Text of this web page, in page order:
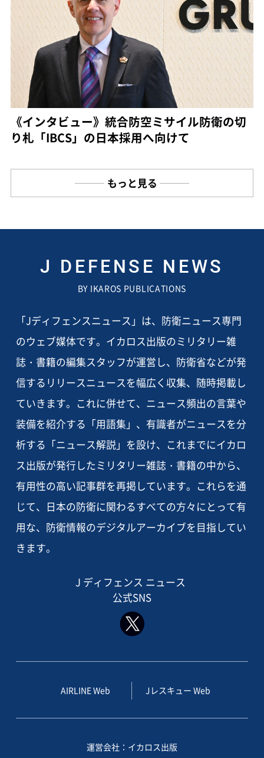
《インタビュー》統合防空ミサイル防衛の切
り札「IBCS」の日本採用へ向けて
もっと見る
J DEFENSE NEWS
BY IKAROS PUBLICATIONS
「Jディフェンスニュース」は、防衛ニュース専門
のウェブ媒体です。イカロス出版のミリタリー雑
誌・書籍の編集スタッフが運営し、防衛省などが発
信するリリースニュースを幅広く収集、随時掲載し
ていきます。これに併せて、ニュース頻出の言葉や
装備を紹介する「用語集」、有識者がニュースを分
析する「ニュース解説」を設け、これまでにイカロ
ス出版が発行したミリタリー雑誌・書籍の中から、
有用性の高い記事群を再掲しています。これらを通
じて、日本の防衛に関わるすべての方々にとって有
用な、防衛情報のデジタルアーカイブを目指してい
きます。
J ディフェンス ニュース
公式SNS
AIRLINE Web Jレスキュー Web
運営会社：イカロス出版